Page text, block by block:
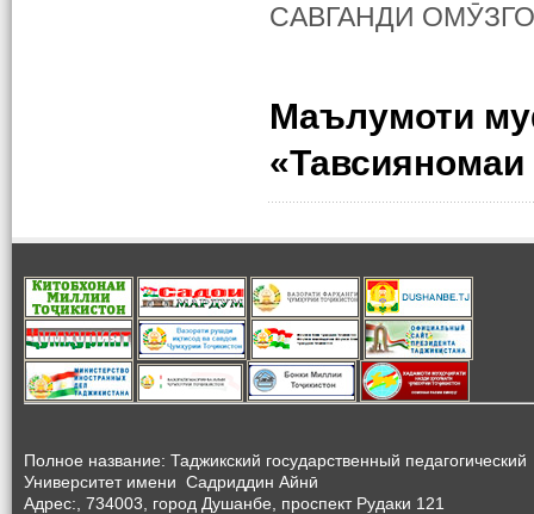
САВГАНДИ
Маълумоти
«Тавсияномаи
Полное название: Таджикский государственный педагогический
Университет имени Садриддин Айнӣ
Адрес:, 734003, город Душанбе, проспект Рудаки 121